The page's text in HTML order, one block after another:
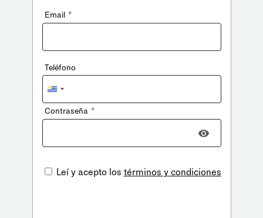
Email *
Teléfono
Uruguay
+598
Contraseña *
Leí y acepto los términos y condiciones